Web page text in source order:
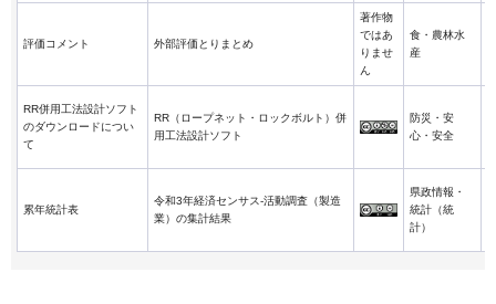
評価コメント 外部評価とりまとめ
著作物
ではあ
りませ
ん
食・農林水
産
RR併用工法設計ソフト
のダウンロードについ
て
RR（ロープネット・ロックボルト）併
用工法設計ソフト
防災・安
心・安全
累年統計表
令和3年経済センサス-活動調査（製造
業）の集計結果
県政情報・
統計（統
計）